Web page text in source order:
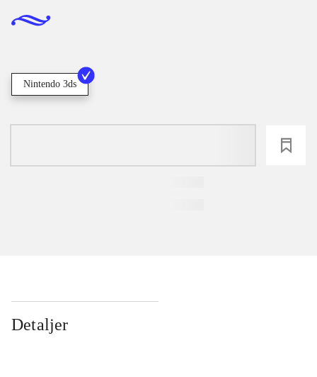
Nintendo 3ds
Detaljer